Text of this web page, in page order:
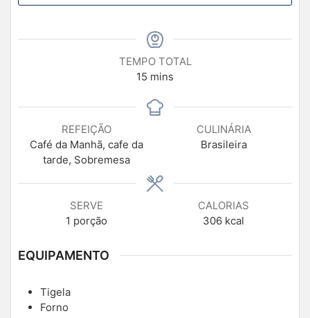
TEMPO TOTAL
15 mins
REFEIÇÃO
Café da Manhã, cafe da
tarde, Sobremesa
CULINÁRIA
Brasileira
SERVE
1 porção
CALORIAS
306 kcal
EQUIPAMENTO
Tigela
Forno